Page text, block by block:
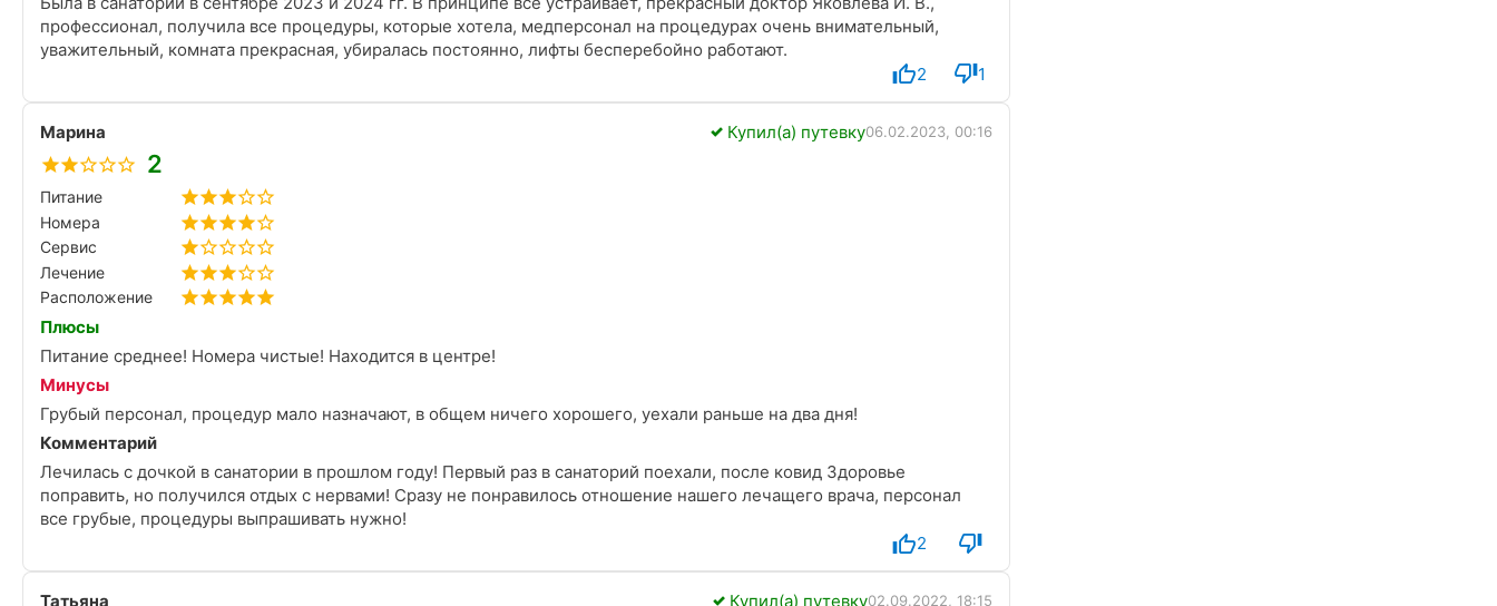
профессионал, получила все процедуры, которые хотела, медперсонал на процедурах очень внимательный,
уважительный, комната прекрасная, убиралась постоянно, лифты бесперебойно работают.
2
1
Марина Купил(а) путевку06.02.2023, 00:16
2
Питание
Номера
Сервис
Лечение
Расположение
Плюсы
Питание среднее! Номера чистые! Находится в центре!
Минусы
Грубый персонал, процедур мало назначают, в общем ничего хорошего, уехали раньше на два дня!
Комментарий
Лечилась с дочкой в санатории в прошлом году! Первый раз в санаторий поехали, после ковид Здоровье
поправить, но получился отдых с нервами! Сразу не понравилось отношение нашего лечащего врача, персонал
все грубые, процедуры выпрашивать нужно!
2
Татьяна Купил(а) путевку02.09.2022, 18:15